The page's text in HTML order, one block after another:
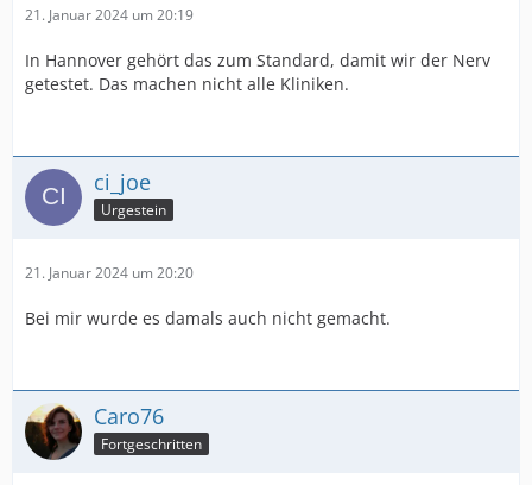
21. Januar 2024 um 20:19
In Hannover gehört das zum Standard, damit wir der Nerv
getestet. Das machen nicht alle Kliniken.
ci_joe
Urgestein
21. Januar 2024 um 20:20
Bei mir wurde es damals auch nicht gemacht.
Caro76
Fortgeschritten